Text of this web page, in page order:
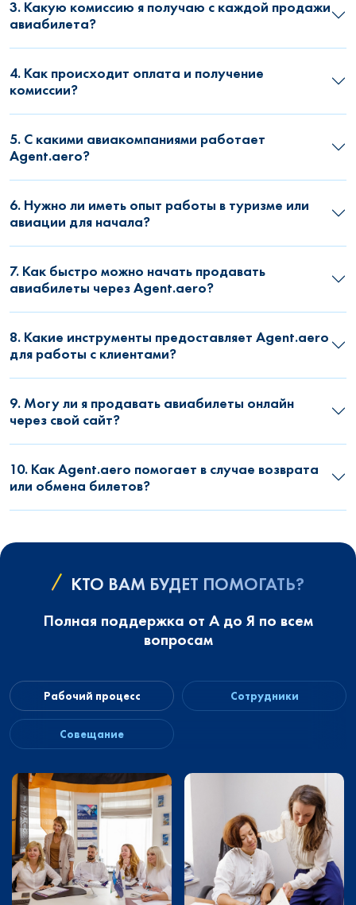
3. Какую комиссию я получаю с каждой продажи
авиабилета?
4. Как происходит оплата и получение
комиссии?
5. С какими авиакомпаниями работает
Agent.aero?
6. Нужно ли иметь опыт работы в туризме или
авиации для начала?
7. Как быстро можно начать продавать
авиабилеты через Agent.aero?
8. Какие инструменты предоставляет Agent.aero
для работы с клиентами?
9. Могу ли я продавать авиабилеты онлайн
через свой сайт?
10. Как Agent.aero помогает в случае возврата
или обмена билетов?
КТО ВАМ БУДЕТ ПОМОГАТЬ?
Полная поддержка от А до Я по всем
вопросам
Рабочий процесс Сотрудники
Совещание